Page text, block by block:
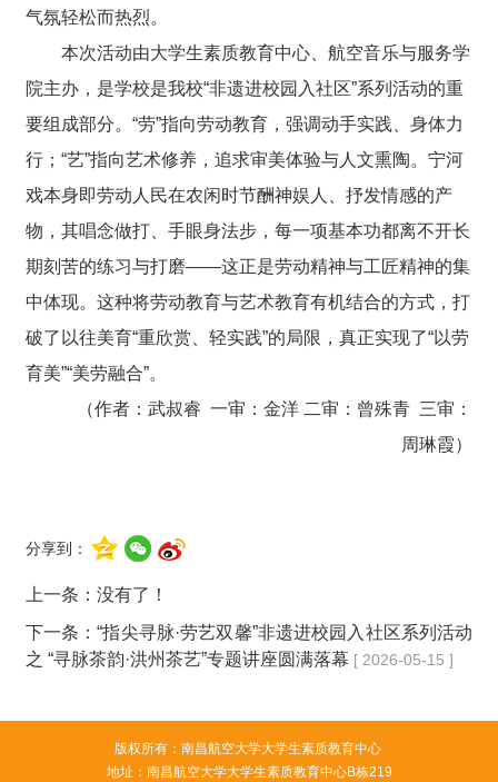
气氛轻松而热烈。
本次活动由大学生素质教育中心、航空音乐与服务学
院主办，是学校是我校“非遗进校园入社区”系列活动的重
要组成部分。“劳”指向劳动教育，强调动手实践、身体力
行；“艺”指向艺术修养，追求审美体验与人文熏陶。宁河
戏本身即劳动人民在农闲时节酬神娱人、抒发情感的产
物，其唱念做打、手眼身法步，每一项基本功都离不开长
期刻苦的练习与打磨——这正是劳动精神与工匠精神的集
中体现。这种将劳动教育与艺术教育有机结合的方式，打
破了以往美育“重欣赏、轻实践”的局限，真正实现了“以劳
育美”“美劳融合”。
（作者：武叔睿 一审：金洋 二审：曾殊青 三审：
周琳霞）
分享到：
上一条：没有了！
下一条：“指尖寻脉·劳艺双馨”非遗进校园入社区系列活动
之 “寻脉茶韵·洪州茶艺”专题讲座圆满落幕 [ 2026-05-15 ]
版权所有：南昌航空大学大学生素质教育中心
地址：南昌航空大学大学生素质教育中心B栋219